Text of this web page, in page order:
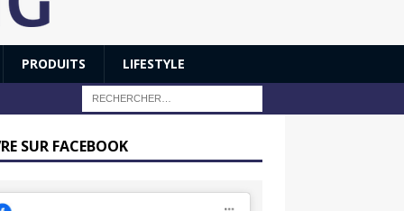
PRODUITS LIFESTYLE
SUR FACEBOOK